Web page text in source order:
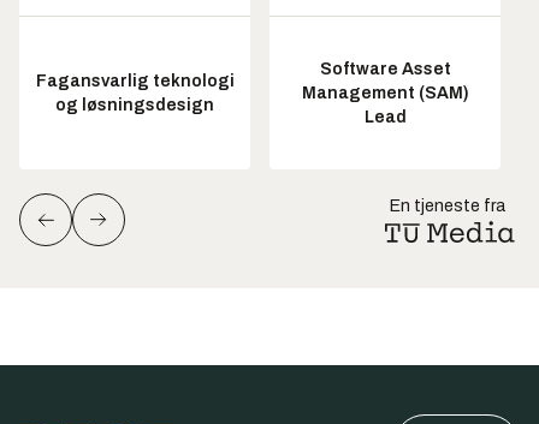
Fagansvarlig teknologi
og løsningsdesign
Software Asset
Management (SAM)
Lead
En tjeneste fra